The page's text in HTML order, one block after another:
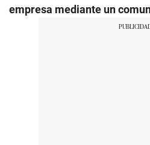
empresa mediante un